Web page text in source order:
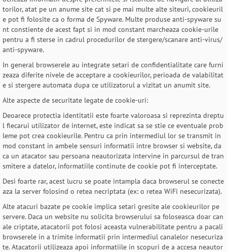
torilor, atat pe un anume site cat si pe mai multe alte siteuri, cookieuril
e pot fi folosite ca o forma de Spyware. Multe produse anti-spyware su
nt constiente de acest fapt si in mod constant marcheaza cookie-urile
pentru a fi sterse in cadrul procedurilor de stergere/scanare anti-virus/
anti-spyware.
In general browserele au integrate setari de confidentialitate care furni
zeaza diferite nivele de acceptare a cookieurilor, perioada de valabilitat
e si stergere automata dupa ce utilizatorul a vizitat un anumit site.
Alte aspecte de securitate legate de cookie-uri:
Deoarece protectia identitatii este foarte valoroasa si reprezinta dreptu
l fiecarui utilizator de internet, este indicat sa se stie ce eventuale prob
leme pot crea cookieurile. Pentru ca prin intermediul lor se transmit in
mod constant in ambele sensuri informatii intre browser si website, da
ca un atacator sau persoana neautorizata intervine in parcursul de tran
smitere a datelor, informatiile continute de cookie pot fi interceptate.
Desi foarte rar, acest lucru se poate intampla daca browserul se conecte
aza la server folosind o retea necriptata (ex: o retea WiFi nesecurizata).
Alte atacuri bazate pe cookie implica setari gresite ale cookieurilor pe
servere. Daca un website nu solicita browserului sa foloseasca doar can
ale criptate, atacatorii pot folosi aceasta vulnerabilitate pentru a pacali
browserele in a trimite informatii prin intermediul canalelor nesecuriza
te. Atacatorii utilizeaza apoi informatiile in scopuri de a accesa neautor